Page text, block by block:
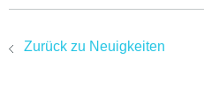
Zurück zu Neuigkeiten